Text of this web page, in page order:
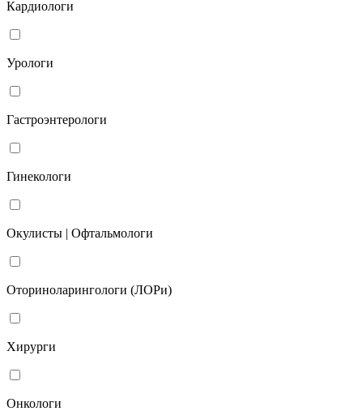
Кардиологи
Урологи
Гастроэнтерологи
Гинекологи
Окулисты | Офтальмологи
Оториноларингологи (ЛОРи)
Хирурги
Онкологи